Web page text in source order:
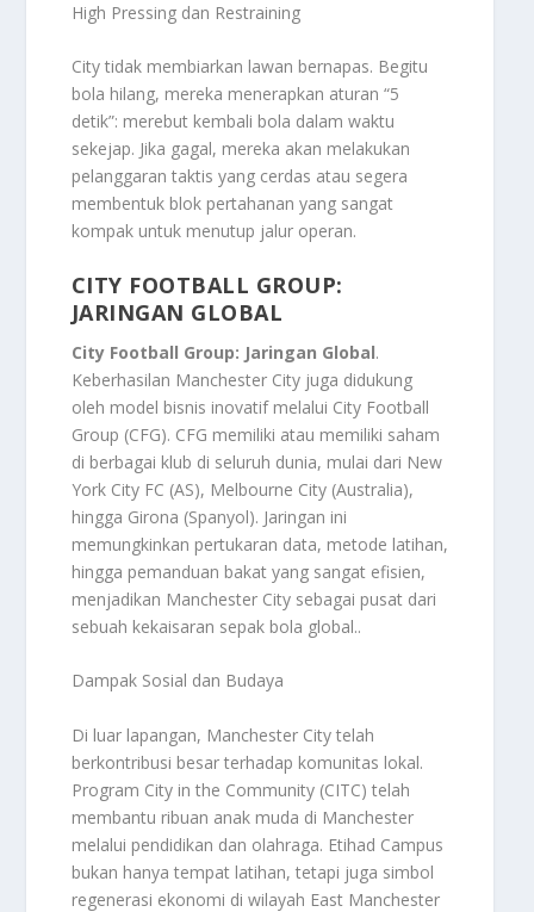
High Pressing dan Restraining
City tidak membiarkan lawan bernapas. Begitu
bola hilang, mereka menerapkan aturan “5
detik”: merebut kembali bola dalam waktu
sekejap. Jika gagal, mereka akan melakukan
pelanggaran taktis yang cerdas atau segera
membentuk blok pertahanan yang sangat
kompak untuk menutup jalur operan.
CITY FOOTBALL GROUP:
JARINGAN GLOBAL
City Football Group: Jaringan Global.
Keberhasilan Manchester City juga didukung
oleh model bisnis inovatif melalui City Football
Group (CFG). CFG memiliki atau memiliki saham
di berbagai klub di seluruh dunia, mulai dari New
York City FC (AS), Melbourne City (Australia),
hingga Girona (Spanyol). Jaringan ini
memungkinkan pertukaran data, metode latihan,
hingga pemanduan bakat yang sangat efisien,
menjadikan Manchester City sebagai pusat dari
sebuah kekaisaran sepak bola global..
Dampak Sosial dan Budaya
Di luar lapangan, Manchester City telah
berkontribusi besar terhadap komunitas lokal.
Program City in the Community (CITC) telah
membantu ribuan anak muda di Manchester
melalui pendidikan dan olahraga. Etihad Campus
bukan hanya tempat latihan, tetapi juga simbol
regenerasi ekonomi di wilayah East Manchester